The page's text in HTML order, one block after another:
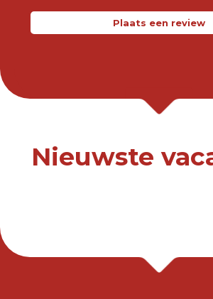
Plaats een review
Nieuwste